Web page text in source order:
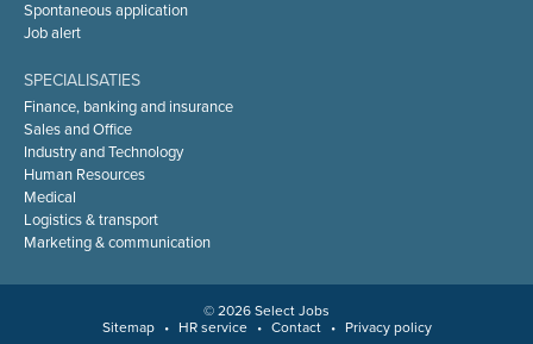
Spontaneous application
Job alert
SPECIALISATIES
Finance, banking and insurance
Sales and Office
Industry and Technology
Human Resources
Medical
Logistics & transport
Marketing & communication
© 2026 Select Jobs
Sitemap
• HR service • Contact • Privacy policy